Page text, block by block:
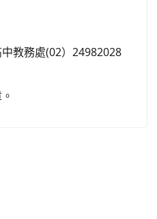
教務處(02）24982028